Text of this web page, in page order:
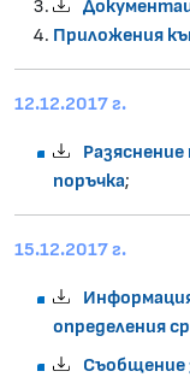
Приложения
12.12.2017 г.
поръчка;
15.12.2017 г.
определения
Съобщение